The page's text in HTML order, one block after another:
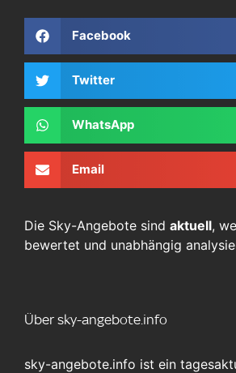
Facebook
Twitter
WhatsApp
Email
Die Sky-Angebote sind aktuell,
bewertet und unabhängig
Über sky-angebote.info
sky-angebote.info ist ein